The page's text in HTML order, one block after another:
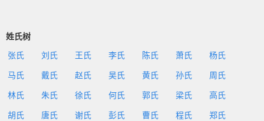
姓氏树
张氏 刘氏 王氏 李氏 陈氏 萧氏 杨氏
马氏 戴氏 赵氏 吴氏 黄氏 孙氏 周氏
林氏 朱氏 徐氏 何氏 郭氏 梁氏 高氏
胡氏 唐氏 谢氏 彭氏 曹氏 程氏 郑氏